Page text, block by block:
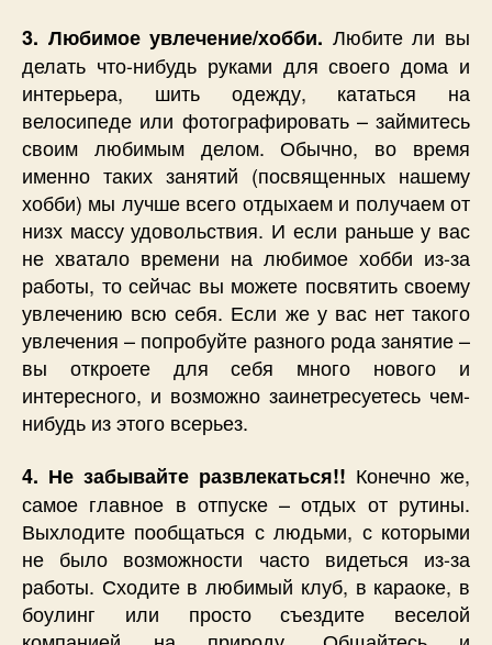
3. Любимое увлечение/хобби. Любите ли вы
делать что-нибудь руками для своего дома и
интерьера, шить одежду, кататься на
велосипеде или фотографировать – займитесь
своим любимым делом. Обычно, во время
именно таких занятий (посвященных нашему
хобби) мы лучше всего отдыхаем и получаем от
низх массу удовольствия. И если раньше у вас
не хватало времени на любимое хобби из-за
работы, то сейчас вы можете посвятить своему
увлечению всю себя. Если же у вас нет такого
увлечения – попробуйте разного рода занятие –
вы откроете для себя много нового и
интересного, и возможно заинетресуетесь чем-
нибудь из этого всерьез.
4. Не забывайте развлекаться!! Конечно же,
самое главное в отпуске – отдых от рутины.
Выхлодите пообщаться с людьми, с которыми
не было возможности часто видеться из-за
работы. Сходите в любимый клуб, в караоке, в
боулинг или просто съездите веселой